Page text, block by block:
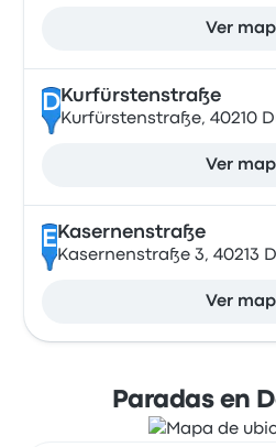
Ver
DKurfürstenstraße
Kurfürstenstraße, 40210
Ver
E Kasernenstraße
Kasernenstraße 3, 40213
Ver
Paradas en